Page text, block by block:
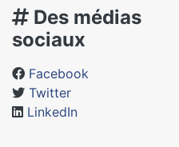
Des médias
sociaux
Facebook
Twitter
LinkedIn